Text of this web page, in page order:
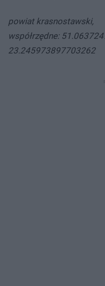
powiat krasnostawski,
współrzędne:
23.245973897703262